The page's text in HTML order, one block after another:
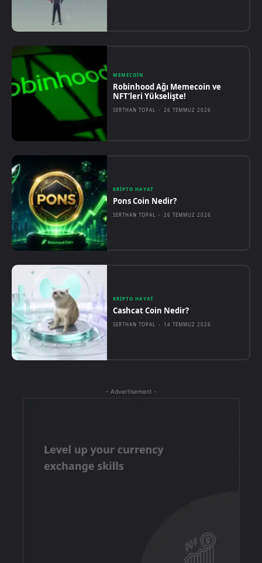
MEMECOIN
Robinhood Ağı Memecoin ve
NFT’leri Yükselişte!
SERTHAN TOPAL - 26 TEMMUZ 2026
KRIPTO HAYAT
Pons Coin Nedir?
SERTHAN TOPAL - 26 TEMMUZ 2026
KRIPTO HAYAT
Cashcat Coin Nedir?
SERTHAN TOPAL - 14 TEMMUZ 2026
- Advertisement -